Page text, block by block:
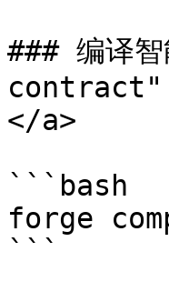
### 编译
</a>
```bash
forge
```